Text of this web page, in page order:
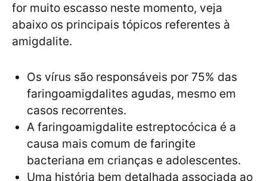
for muito escasso neste momento, veja
abaixo os principais tópicos referentes à
amigdalite.
Os vírus são responsáveis por 75% das
faringoamigdalites agudas, mesmo em
casos recorrentes.
A faringoamigdalite estreptocócica é a
causa mais comum de faringite
bacteriana em crianças e adolescentes.
Uma história bem detalhada associada ao